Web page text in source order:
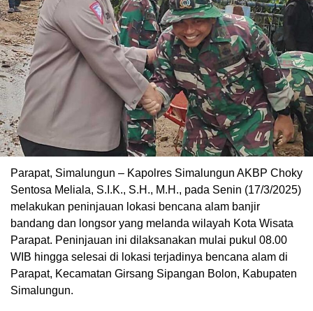
Parapat, Simalungun – Kapolres Simalungun AKBP Choky
Sentosa Meliala, S.I.K., S.H., M.H., pada Senin (17/3/2025)
melakukan peninjauan lokasi bencana alam banjir
bandang dan longsor yang melanda wilayah Kota Wisata
Parapat. Peninjauan ini dilaksanakan mulai pukul 08.00
WIB hingga selesai di lokasi terjadinya bencana alam di
Parapat, Kecamatan Girsang Sipangan Bolon, Kabupaten
Simalungun.